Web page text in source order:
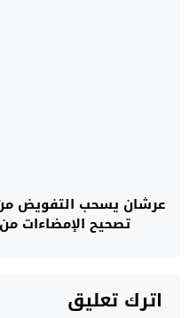
عرشان يسحب التفويض
تصحيح الإمضاءات
اترك تعليق